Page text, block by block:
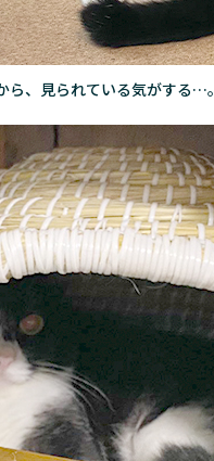
ら、見られている気がする…。